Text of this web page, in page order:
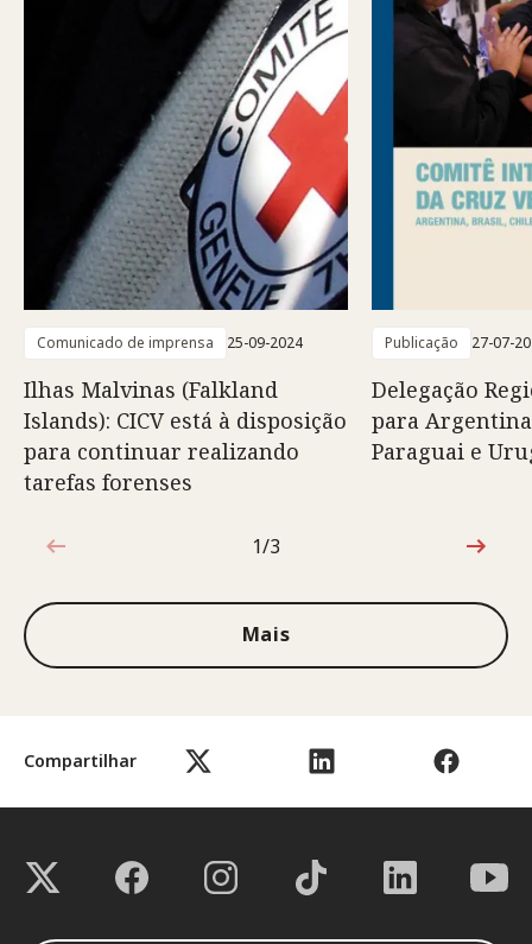
Compartilhar
Comunicado de imprensa 25-09-2024
Ilhas Malvinas (Falkland
Islands): CICV está à disposição
para continuar realizando
tarefas forenses
Publicação 27-07-
Delegação
para
Paraguai e
1 de 3
1/3
Mais